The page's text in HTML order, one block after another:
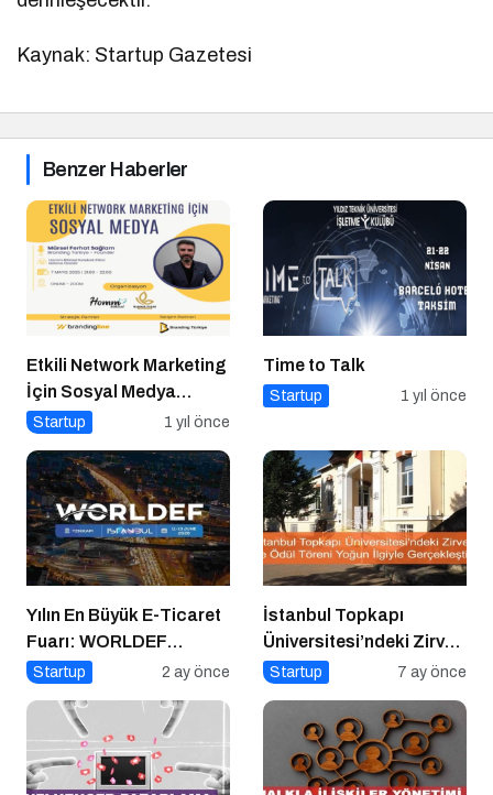
Kaynak: Startup Gazetesi
Benzer Haberler
Etkili Network Marketing
İçin Sosyal Medya
Etkinliği İçin Geri Sayım!
Startup 1 yıl önce
Time to Talk
Startup 1 yıl önce
Yılın En Büyük E-Ticaret
Fuarı: WORLDEF
Istanbul 2026
Startup 2 ay önce
İstanbul Topkapı
Üniversitesi’ndeki Zirve
ve Ödül Töreni Yoğun
Startup 7 ay önce